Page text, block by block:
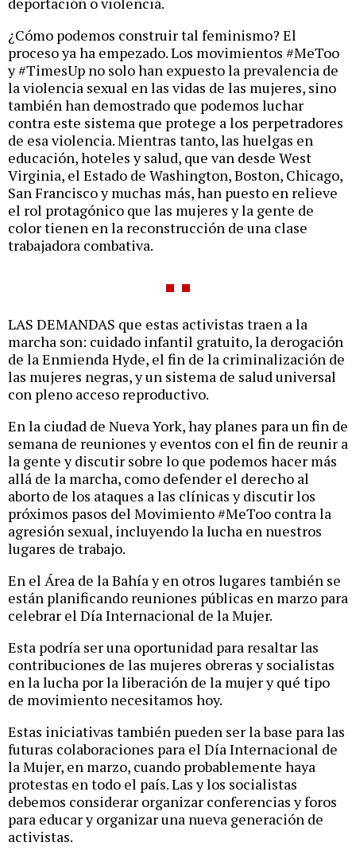
¿Cómo podemos construir tal feminismo? El
proceso ya ha empezado. Los movimientos #MeToo
y #TimesUp no solo han expuesto la prevalencia de
la violencia sexual en las vidas de las mujeres, sino
también han demostrado que podemos luchar
contra este sistema que protege a los perpetradores
de esa violencia. Mientras tanto, las huelgas en
educación, hoteles y salud, que van desde West
Virginia, el Estado de Washington, Boston, Chicago,
San Francisco y muchas más, han puesto en relieve
el rol protagónico que las mujeres y la gente de
color tienen en la reconstrucción de una clase
trabajadora combativa.
LAS DEMANDAS que estas activistas traen a la
marcha son: cuidado infantil gratuito, la derogación
de la Enmienda Hyde, el fin de la criminalización de
las mujeres negras, y un sistema de salud universal
con pleno acceso reproductivo.
En la ciudad de Nueva York, hay planes para un fin de
semana de reuniones y eventos con el fin de reunir a
la gente y discutir sobre lo que podemos hacer más
allá de la marcha, como defender el derecho al
aborto de los ataques a las clínicas y discutir los
próximos pasos del Movimiento #MeToo contra la
agresión sexual, incluyendo la lucha en nuestros
lugares de trabajo.
En el Área de la Bahía y en otros lugares también se
están planificando reuniones públicas en marzo para
celebrar el Día Internacional de la Mujer.
Esta podría ser una oportunidad para resaltar las
contribuciones de las mujeres obreras y socialistas
en la lucha por la liberación de la mujer y qué tipo
de movimiento necesitamos hoy.
Estas iniciativas también pueden ser la base para las
futuras colaboraciones para el Día Internacional de
la Mujer, en marzo, cuando probablemente haya
protestas en todo el país. Las y los socialistas
debemos considerar organizar conferencias y foros
para educar y organizar una nueva generación de
activistas.